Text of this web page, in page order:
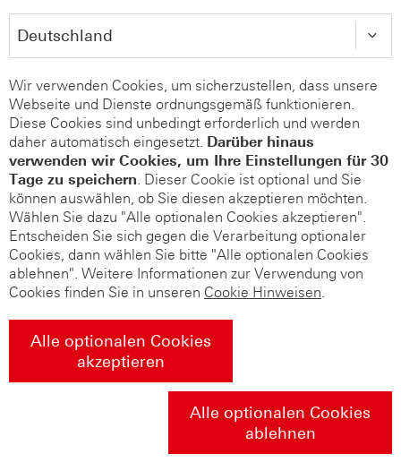
Wir verwenden Cookies, um sicherzustellen, dass unsere
Webseite und Dienste ordnungsgemäß funktionieren.
Diese Cookies sind unbedingt erforderlich und werden
daher automatisch eingesetzt. Darüber hinaus
verwenden wir Cookies, um Ihre Einstellungen für 30
Tage zu speichern. Dieser Cookie ist optional und Sie
können auswählen, ob Sie diesen akzeptieren möchten.
Wählen Sie dazu "Alle optionalen Cookies akzeptieren".
Entscheiden Sie sich gegen die Verarbeitung optionaler
Cookies, dann wählen Sie bitte "Alle optionalen Cookies
ablehnen". Weitere Informationen zur Verwendung von
Cookies finden Sie in unseren Cookie Hinweisen.
Alle optionalen Cookies
akzeptieren
Alle optionalen Cookies
ablehnen